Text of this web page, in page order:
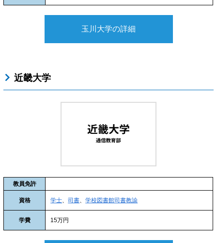
玉川大学の詳細
近畿大学
教員免許
資格 学士 、司書 、学校図書館司書教諭
学費 15万円